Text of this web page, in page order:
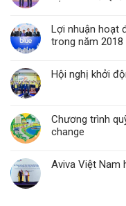
Lợi nhuận hoạt
trong năm 2018
Hội nghị khởi
Chương trình
change
Aviva Việt Nam